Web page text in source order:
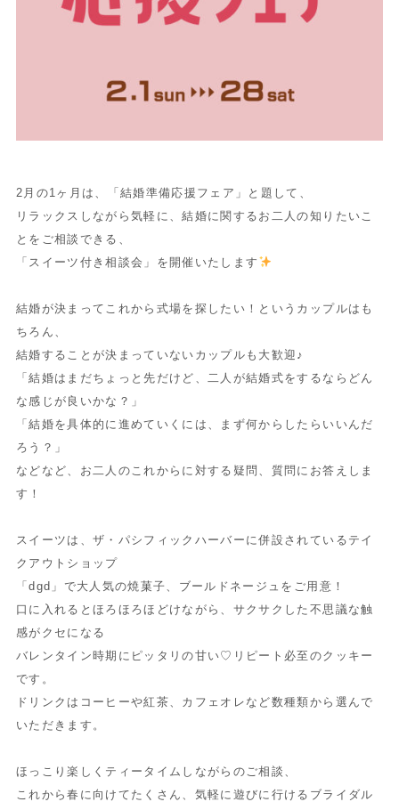
2月の1ヶ月は、「結婚準備応援フェア」と題して、
リラックスしながら気軽に、結婚に関するお二人の知りたいこ
とをご相談できる、
「スイーツ付き相談会」を開催いたします
結婚が決まってこれから式場を探したい！というカップルはも
ちろん、
結婚することが決まっていないカップルも大歓迎♪
「結婚はまだちょっと先だけど、二人が結婚式をするならどん
な感じが良いかな？」
「結婚を具体的に進めていくには、まず何からしたらいいんだ
ろう？」
などなど、お二人のこれからに対する疑問、質問にお答えしま
す！
スイーツは、ザ・パシフィックハーバーに併設されているテイ
クアウトショップ
「dgd」で大人気の焼菓子、ブールドネージュをご用意！
口に入れるとほろほろほどけながら、サクサクした不思議な触
感がクセになる
バレンタイン時期にピッタリの甘い♡リピート必至のクッキー
です。
ドリンクはコーヒーや紅茶、カフェオレなど数種類から選んで
いただきます。
ほっこり楽しくティータイムしながらのご相談、
これから春に向けてたくさん、気軽に遊びに行けるブライダル